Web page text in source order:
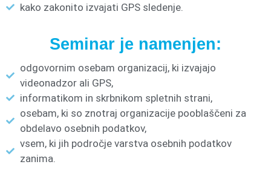
kako zakonito izvajati GPS sledenje.
Seminar je namenjen:
odgovornim osebam organizacij, ki izvajajo
videonadzor ali GPS,
informatikom in skrbnikom spletnih strani,
osebam, ki so znotraj organizacije pooblaščeni za
obdelavo osebnih podatkov,
vsem, ki jih področje varstva osebnih podatkov
zanima.